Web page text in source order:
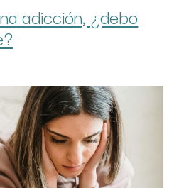
adicción, ¿debo